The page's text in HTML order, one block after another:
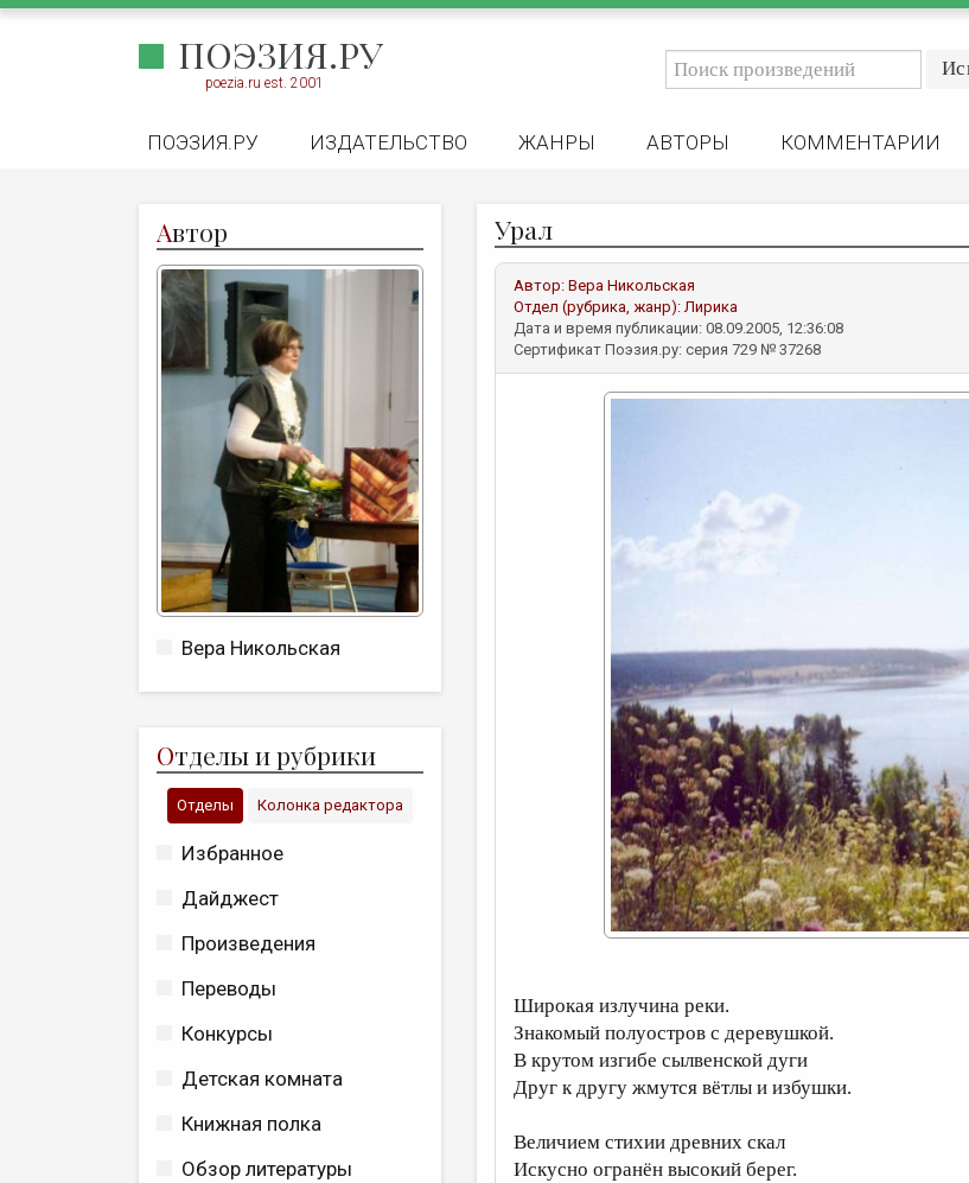
ПОЭЗИЯ.РУ
poezia.ru est. 2001
ПОЭЗИЯ.РУ ИЗДАТЕЛЬСТВО ЖАНРЫ АВТОРЫ КОММЕНТАРИИ
Автор
Вера Никольская
Отделы и рубрики
Отделы Колонка редактора
Избранное
Дайджест
Произведения
Переводы
Конкурсы
Детская комната
Книжная полка
Обзор литературы
Урал
Автор: Вера Никольская
Отдел (рубрика, жанр):Лирика
Дата и время публикации: 08.09.2005, 12:36:08
Сертификат Поэзия.ру: серия 729 № 37268
Широкая излучина реки.
Знакомый полуостров с деревушкой.
В крутом изгибе cылвенской дуги
Друг к другу жмутся вётлы и избушки.
Величием стихии древних скал
Искусно огранён высокий берег.